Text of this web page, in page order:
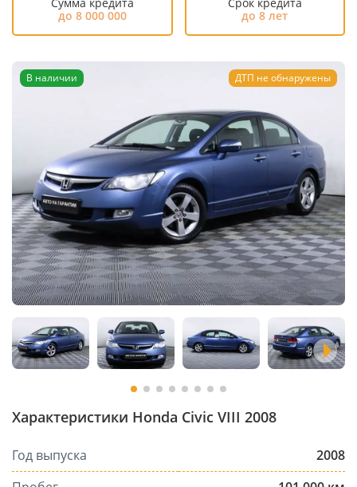
до 8 000 000
до 8 лет
Характеристики Honda Civic VIII 2008
Год выпуска
2008
В наличии ДТП не обнаружены